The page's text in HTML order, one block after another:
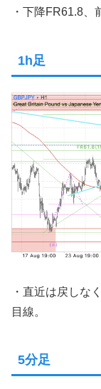
・下降FR61.8、
1h足
・直近は戻しな
目線。
5分足